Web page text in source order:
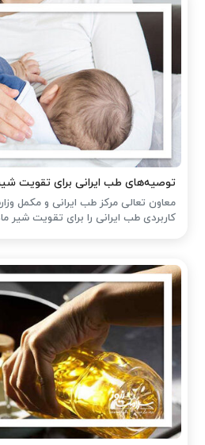
توصیه‌های طب ایرانی برای تقویت
معاون تعالی مرکز طب ایرانی و مکمل
کاربردی طب ایرانی را برای تقویت شیر